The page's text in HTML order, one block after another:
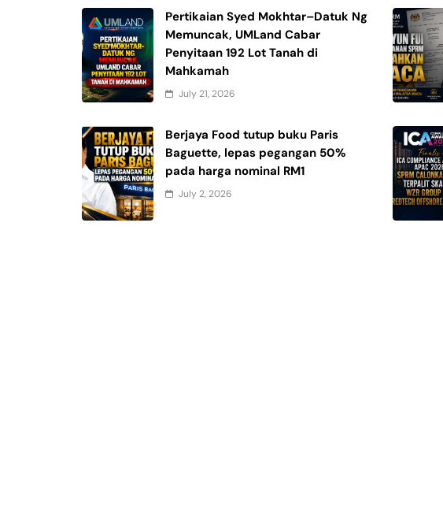
Pertikaian Syed Mokhtar–Datuk Ng
Memuncak, UMLand Cabar
Penyitaan 192 Lot Tanah di
Mahkamah
July 21, 2026
Berjaya Food tutup buku Paris
Baguette, lepas pegangan 50%
pada harga nominal RM1
July 2, 2026